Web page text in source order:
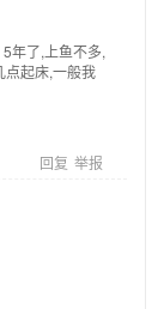
年了,上鱼不多,
点起床,一般我
回复 举报